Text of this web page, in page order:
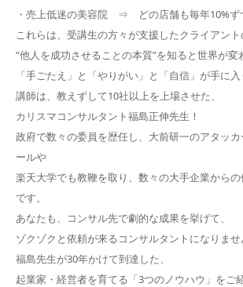
・売上低迷の美容院 ⇒ どの店舗も毎年10%ず
これらは、受講生の方々が支援したクライアント
”他人を成功させることの本質”を知ると世界が変
「手ごたえ」と「やりがい」と「自信」が手に入
講師は、教えずして10社以上を上場させた、
カリスマコンサルタント福島正伸先生！
政府で数々の委員を歴任し、大前研一のアタッ
ールや
楽天大学でも教鞭を取り、数々の大手企業から
です。
あなたも、コンサル先で劇的な成果を挙げて、
ゾクゾクと依頼が来るコンサルタントになりませ
福島先生が30年かけて到達した、
起業家・経営者を育てる「3つのノウハウ」をご